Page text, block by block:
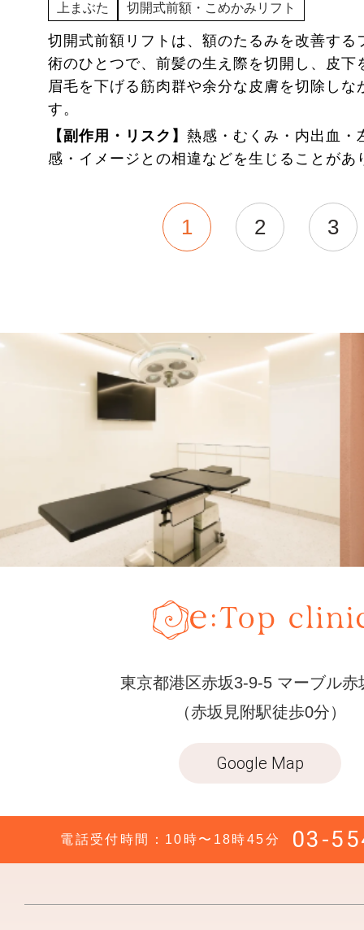
上まぶた 切開式前額・こめかみリフト
切開式前額リフトは、額のたるみを改善する
術のひとつで、前髪の生え際を切開し、皮下
眉毛を下げる筋肉群や余分な皮膚を切除しな
す。
【副作用・リスク】 熱感・むくみ・内出血・
感・イメージとの相違などを生じることがあ
1 2 3
東京都港区赤坂3-9-5 マーブル赤
（赤坂見附駅徒歩0分）
Google Map
電話受付時間：10時〜18時45分 03-